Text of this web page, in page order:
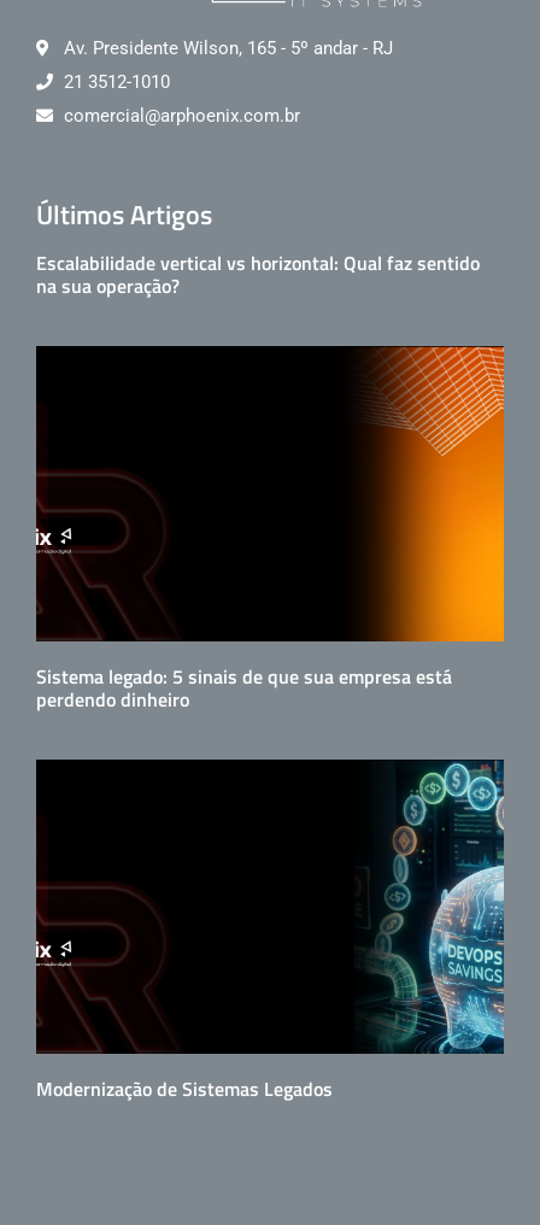
Av. Presidente Wilson, 165 - 5º andar - RJ
21 3512-1010
comercial@arphoenix.com.br
Últimos Artigos
Escalabilidade vertical vs horizontal: Qual faz sentido
na sua operação?
Sistema legado: 5 sinais de que sua empresa está
perdendo dinheiro
Modernização de Sistemas Legados